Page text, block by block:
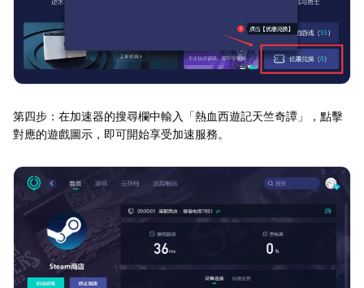
第四步：在加速器的搜尋欄中輸入「熱血西遊記天竺奇譚」，點擊
對應的遊戲圖示，即可開始享受加速服務。